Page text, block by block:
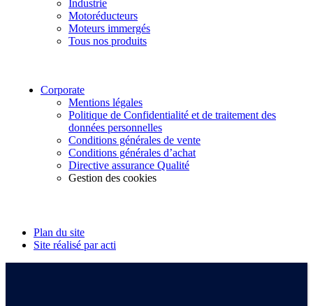
Industrie
Motoréducteurs
Moteurs immergés
Tous nos produits
Corporate
Mentions légales
Politique de Confidentialité et de traitement des
données personnelles
Conditions générales de vente
Conditions générales d’achat
Directive assurance Qualité
Gestion des cookies
Plan du site
Site réalisé par acti